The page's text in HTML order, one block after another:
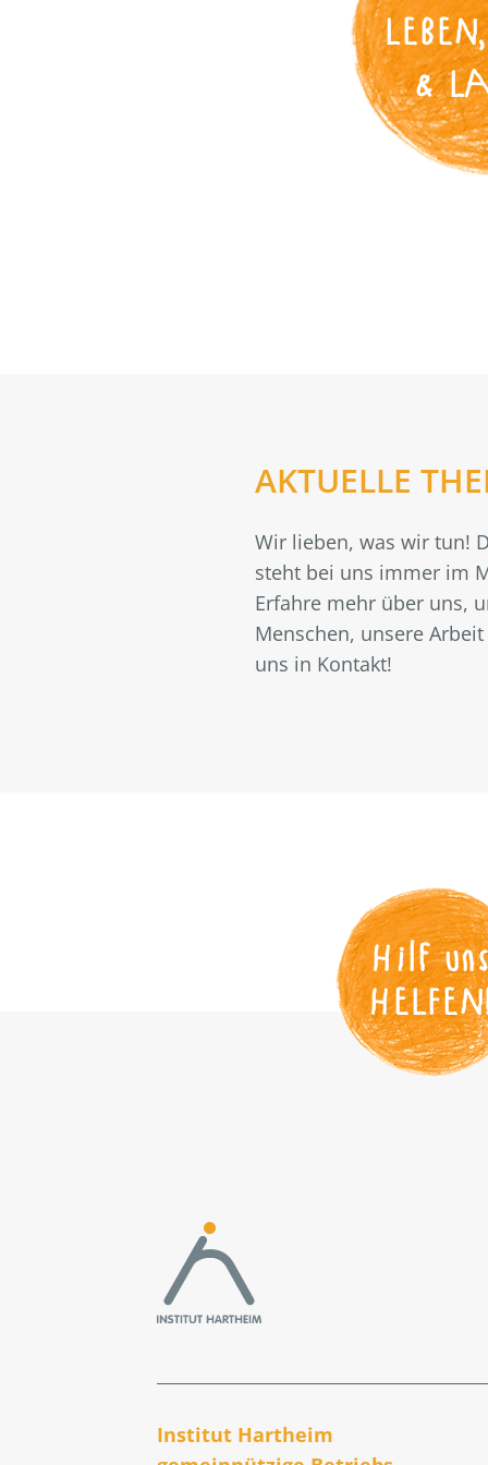
&
AKTUELLE
Wir lieben, was wir tun!
steht bei uns immer im
Erfahre mehr über uns,
Menschen, unsere
uns in Kontakt!
Hilf
HELFEN
Institut Hartheim